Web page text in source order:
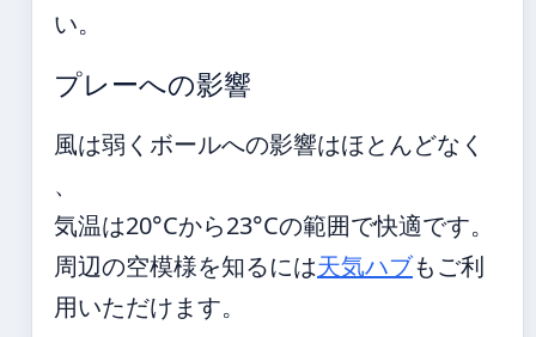
い。
プレーへの影響
風は弱くボールへの影響はほとんどなく
、
気温は20°Cから23°Cの範囲で快適です。
周辺の空模様を知るには天気ハブもご利
用いただけます。